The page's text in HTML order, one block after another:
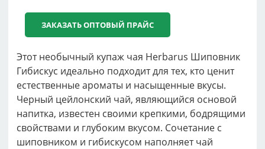
ЗАКАЗАТЬ ОПТОВЫЙ ПРАЙС
Этот необычный купаж чая Herbarus Шиповник
Гибискус идеально подходит для тех, кто ценит
естественные ароматы и насыщенные вкусы.
Черный цейлонский чай, являющийся основой
напитка, известен своими крепкими, бодрящими
свойствами и глубоким вкусом. Сочетание с
шиповником и гибискусом наполняет чай